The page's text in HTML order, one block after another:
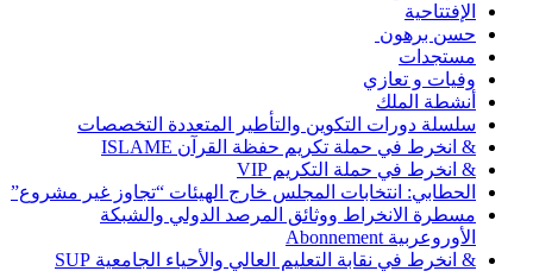
الإفتتاحية
حسن برهون
مستجدات
وفيات و تعازي
أنشطة الملك
سلسلة دورات التكوين والتأطير المتعددة التخصصات
& انخرط في حملة تكريم حفظة القرآن ISLAME
& انخرط في حملة التكريم VIP
الحطابي: انتخابات المجلس خارج الهيئات “تجاوز غير مشروع”
مسطرة الانخراط ووثائق المرصد الدولي والشبكة
الأوروعربية Abonnement
& انخرط في نقابة التعليم العالي والأحياء الجامعية SUP